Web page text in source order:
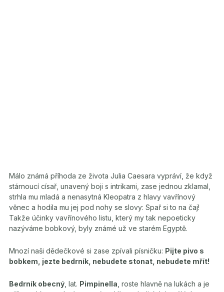
Málo známá příhoda ze života Julia Caesara vypráví, že když
stárnoucí císař, unavený boji s intrikami, zase jednou zklamal,
strhla mu mladá a nenasytná Kleopatra z hlavy vavřínový
věnec a hodila mu jej pod nohy se slovy: Spař si to na čaj!
Takže účinky vavřínového listu, který my tak nepoeticky
nazýváme bobkový, byly známé už ve starém Egyptě.
Mnozí naši dědečkové si zase zpívali písničku: Pijte pivo s
bobkem, jezte bedrník, nebudete stonat, nebudete mřít!
Bedrník obecný , lat. Pimpinella , roste hlavně na lukách a je